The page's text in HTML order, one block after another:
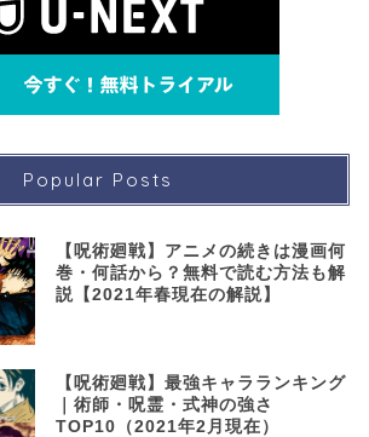
Popular Posts
【呪術廻戦】アニメの続きは漫画何
巻・何話から？無料で読む方法も解
説【2021年春現在の解説】
【呪術廻戦】最強キャラランキング
｜術師・呪霊・式神の強さ
TOP10（2021年2月現在）